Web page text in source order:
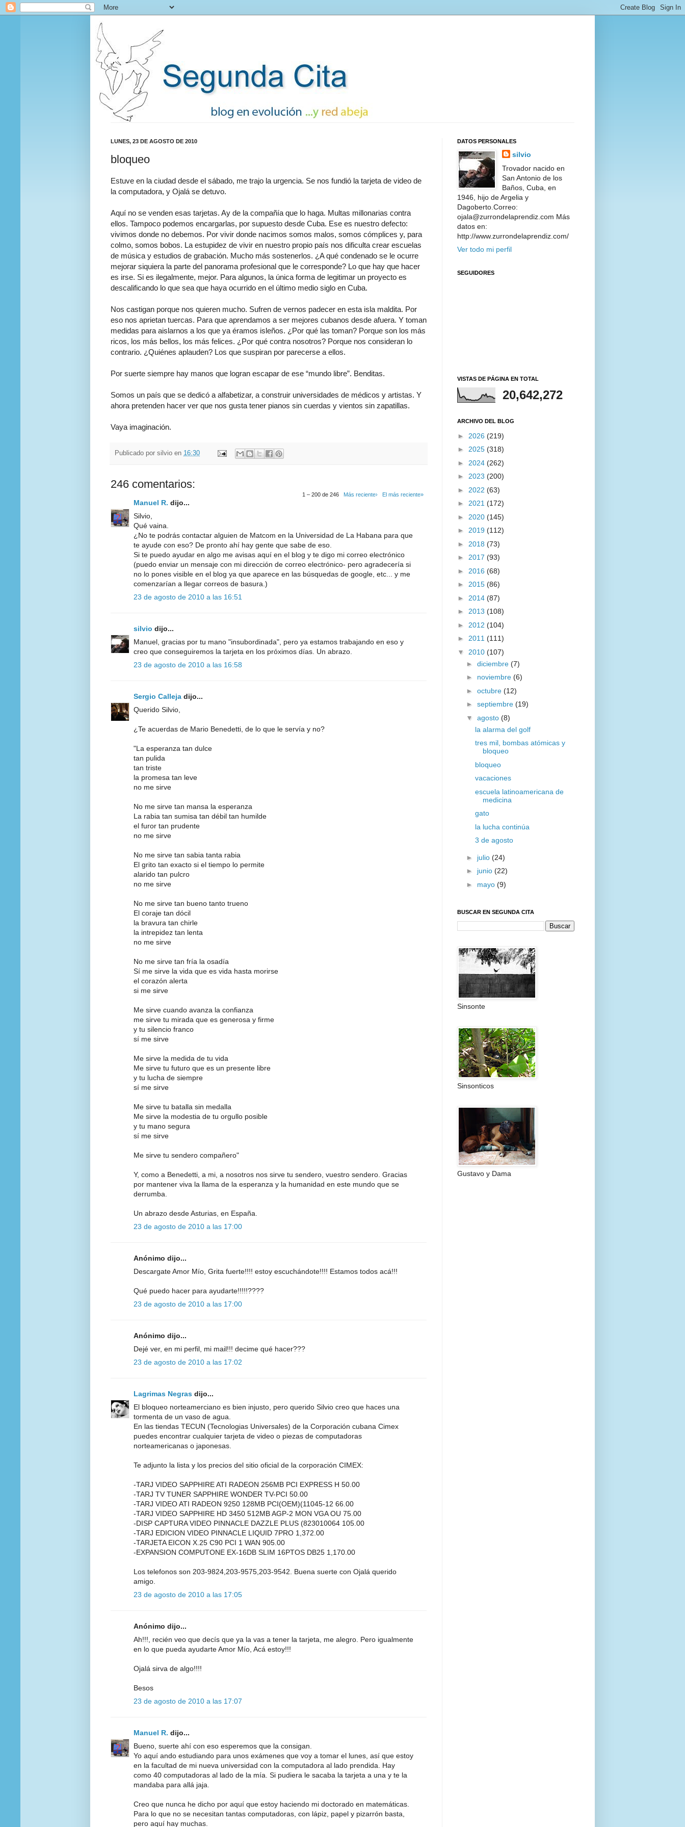
LUNES, 23 DE AGOSTO DE 2010
bloqueo
Estuve en la ciudad desde el sábado, me trajo la urgencia. Se nos fundió la tarjeta de video de
la computadora, y Ojalá se detuvo.
Aquí no se venden esas tarjetas. Ay de la compañía que lo haga. Multas millonarias contra
ellos. Tampoco podemos encargarlas, por supuesto desde Cuba. Ese es nuestro defecto:
vivimos donde no debemos. Por vivir donde nacimos somos malos, somos cómplices y, para
colmo, somos bobos. La estupidez de vivir en nuestro propio país nos dificulta crear escuelas
de música y estudios de grabación. Mucho más sostenerlos. ¿A qué condenado se le ocurre
mejorar siquiera la parte del panorama profesional que le corresponde? Lo que hay que hacer
es irse. Si es ilegalmente, mejor. Para algunos, la única forma de legitimar un proyecto es
descalificando lo que sea que haya ocurrido en el último medio siglo en Cuba.
Nos castigan porque nos quieren mucho. Sufren de vernos padecer en esta isla maldita. Por
eso nos aprietan tuercas. Para que aprendamos a ser mejores cubanos desde afuera. Y toman
medidas para aislarnos a los que ya éramos isleños. ¿Por qué las toman? Porque son los más
ricos, los más bellos, los más felices. ¿Por qué contra nosotros? Porque nos consideran lo
contrario. ¿Quiénes aplauden? Los que suspiran por parecerse a ellos.
Por suerte siempre hay manos que logran escapar de ese “mundo libre”. Benditas.
Somos un país que se dedicó a alfabetizar, a construir universidades de médicos y artistas. Y
ahora pretenden hacer ver que nos gusta tener pianos sin cuerdas y vientos sin zapatillas.
Vaya imaginación.
Publicado por silvio en 16:30
246 comentarios:
1 – 200 de 246 Más reciente› El más reciente»
Manuel R. dijo...
Silvio,
Qué vaina.
¿No te podrás contactar alguien de Matcom en la Universidad de La Habana para que
te ayude con eso? De pronto ahí hay gente que sabe de eso.
Si te puedo ayudar en algo me avisas aquí en el blog y te digo mi correo electrónico
(puedo enviar un mensaje con mi dirección de correo electrónico- pero agradecería si
no lo pones visible en el blog ya que aparece en las búsquedas de google, etc... y me
comenzarían a llegar correos de basura.)
23 de agosto de 2010 a las 16:51
silvio dijo...
Manuel, gracias por tu mano "insubordinada", pero ya estamos trabajando en eso y
creo que conseguiremos la tarjeta en los próximos días. Un abrazo.
23 de agosto de 2010 a las 16:58
Sergio Calleja dijo...
Querido Silvio,
¿Te acuerdas de Mario Benedetti, de lo que le servía y no?
"La esperanza tan dulce
tan pulida
tan triste
la promesa tan leve
no me sirve
No me sirve tan mansa la esperanza
La rabia tan sumisa tan débil tan humilde
el furor tan prudente
no me sirve
No me sirve tan sabia tanta rabia
El grito tan exacto si el tiempo lo permite
alarido tan pulcro
no me sirve
No me sirve tan bueno tanto trueno
El coraje tan dócil
la bravura tan chirle
la intrepidez tan lenta
no me sirve
No me sirve tan fría la osadía
Sí me sirve la vida que es vida hasta morirse
el corazón alerta
si me sirve
Me sirve cuando avanza la confianza
me sirve tu mirada que es generosa y firme
y tu silencio franco
sí me sirve
Me sirve la medida de tu vida
Me sirve tu futuro que es un presente libre
y tu lucha de siempre
sí me sirve
Me sirve tu batalla sin medalla
Me sirve la modestia de tu orgullo posible
y tu mano segura
sí me sirve
Me sirve tu sendero compañero"
Y, como a Benedetti, a mi, a nosotros nos sirve tu sendero, vuestro sendero. Gracias
por mantener viva la llama de la esperanza y la humanidad en este mundo que se
derrumba.
Un abrazo desde Asturias, en España.
23 de agosto de 2010 a las 17:00
Anónimo dijo...
Descargate Amor Mío, Grita fuerte!!!! estoy escuchándote!!!! Estamos todos acá!!!
Qué puedo hacer para ayudarte!!!!!????
23 de agosto de 2010 a las 17:00
Anónimo dijo...
Dejé ver, en mi perfil, mi mail!!! decime qué hacer???
23 de agosto de 2010 a las 17:02
Lagrimas Negras dijo...
El bloqueo norteamerciano es bien injusto, pero querido Silvio creo que haces una
tormenta de un vaso de agua.
En las tiendas TECUN (Tecnologias Universales) de la Corporación cubana Cimex
puedes encontrar cualquier tarjeta de video o piezas de computadoras
norteamericanas o japonesas.
Te adjunto la lista y los precios del sitio oficial de la corporación CIMEX:
-TARJ VIDEO SAPPHIRE ATI RADEON 256MB PCI EXPRESS H 50.00
-TARJ TV TUNER SAPPHIRE WONDER TV-PCI 50.00
-TARJ VIDEO ATI RADEON 9250 128MB PCI(OEM)(11045-12 66.00
-TARJ VIDEO SAPPHIRE HD 3450 512MB AGP-2 MON VGA OU 75.00
-DISP CAPTURA VIDEO PINNACLE DAZZLE PLUS (823010064 105.00
-TARJ EDICION VIDEO PINNACLE LIQUID 7PRO 1,372.00
-TARJETA EICON X.25 C90 PCI 1 WAN 905.00
-EXPANSION COMPUTONE EX-16DB SLIM 16PTOS DB25 1,170.00
Los telefonos son 203-9824,203-9575,203-9542. Buena suerte con Ojalá querido
amigo.
23 de agosto de 2010 a las 17:05
Anónimo dijo...
Ah!!!, recién veo que decís que ya la vas a tener la tarjeta, me alegro. Pero igualmente
en lo que pueda ayudarte Amor Mío, Acá estoy!!!
Ojalá sirva de algo!!!!
Besos
23 de agosto de 2010 a las 17:07
Manuel R. dijo...
Bueno, suerte ahí con eso esperemos que la consigan.
Yo aquí ando estudiando para unos exámenes que voy a tomar el lunes, así que estoy
en la facultad de mi nueva universidad con la computadora al lado prendida. Hay
como 40 computadoras al lado de la mía. Si pudiera le sacaba la tarjeta a una y te la
mandaba para allá jaja.
Creo que nunca he dicho por aquí que estoy haciendo mi doctorado en matemáticas.
Para lo que no se necesitan tantas computadoras, con lápiz, papel y pizarrón basta,
pero aquí hay muchas.
DATOS PERSONALES
silvio
Trovador nacido en
San Antonio de los
Baños, Cuba, en
1946, hijo de Argelia y
Dagoberto.Correo:
ojala@zurrondelaprendiz.com Más
datos en:
http://www.zurrondelaprendiz.com/
Ver todo mi perfil
SEGUIDORES
VISTAS DE PÁGINA EN TOTAL
20,642,272
ARCHIVO DEL BLOG
► 2026 (219)
► 2025 (318)
► 2024 (262)
► 2023 (200)
► 2022 (63)
► 2021 (172)
► 2020 (145)
► 2019 (112)
► 2018 (73)
► 2017 (93)
► 2016 (68)
► 2015 (86)
► 2014 (87)
► 2013 (108)
► 2012 (104)
► 2011 (111)
▼ 2010 (107)
► diciembre (7)
► noviembre (6)
► octubre (12)
► septiembre (19)
▼ agosto (8)
la alarma del golf
tres mil, bombas atómicas y
bloqueo
bloqueo
vacaciones
escuela latinoamericana de
medicina
gato
la lucha continúa
3 de agosto
► julio (24)
► junio (22)
► mayo (9)
BUSCAR EN SEGUNDA CITA
Sinsonte
Sinsonticos
Gustavo y Dama